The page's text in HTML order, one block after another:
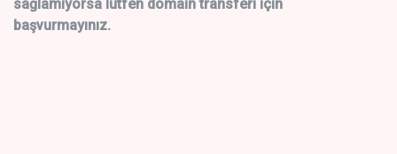
sağlamıyorsa lütfen domain transferi için
başvurmayınız.